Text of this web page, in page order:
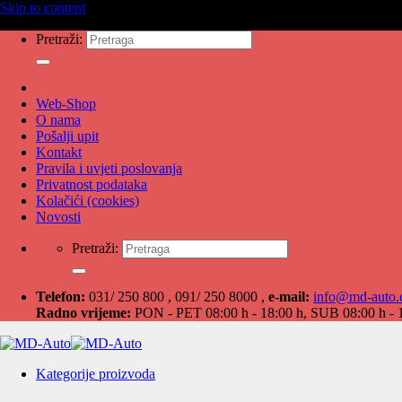
Skip to content
Pretraži:
Web-Shop
O nama
Pošalji upit
Kontakt
Pravila i uvjeti poslovanja
Privatnost podataka
Kolačići (cookies)
Novosti
Pretraži:
Telefon: 031/ 250 800 , 091/ 250 8000 , e-mail: info@md-
Radno vrijeme: PON - PET 08:00 h - 18:00 h, SUB 08:00 h -
Kategorije proizvoda